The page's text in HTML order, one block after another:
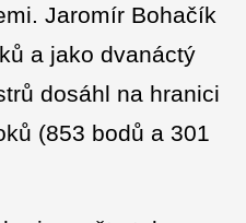
Jaromír Bohačík
a jako dvanáctý
dosáhl na hranici
(853 bodů a 301